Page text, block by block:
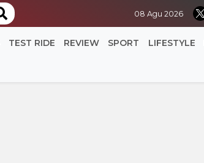
08 Agu 2026
TEST RIDE REVIEW SPORT LIFESTYLE